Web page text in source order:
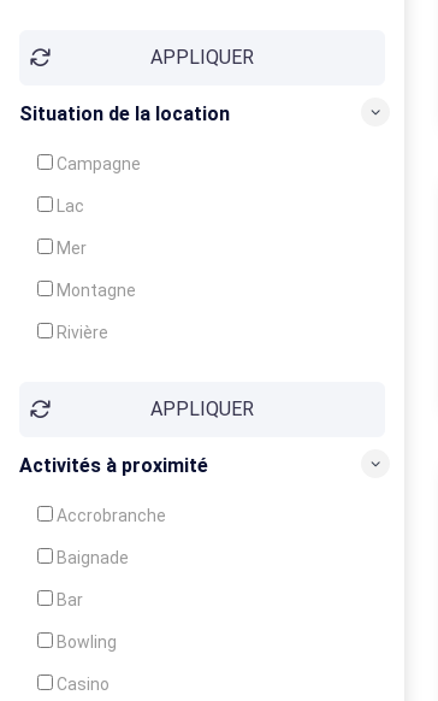
Garde d'enfants
Crèche
APPLIQUER
Situation de la location
Campagne
Lac
Mer
Montagne
Rivière
APPLIQUER
Activités à proximité
Accrobranche
Baignade
Bar
Bowling
Casino